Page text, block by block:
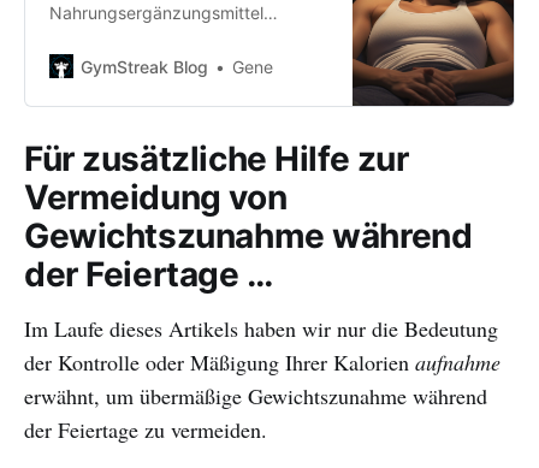
Nahrungsergänzungsmittel
aber nicht alle funktionieren.
dein Geld wirklich wert sind.
GymStreak Blog Gene
Für zusätzliche Hilfe zur
Vermeidung von
Gewichtszunahme während
der Feiertage …
Im Laufe dieses Artikels haben wir nur die Bedeutung
der Kontrolle oder Mäßigung Ihrer Kalorien aufnahme
erwähnt, um übermäßige Gewichtszunahme während
der Feiertage zu vermeiden.